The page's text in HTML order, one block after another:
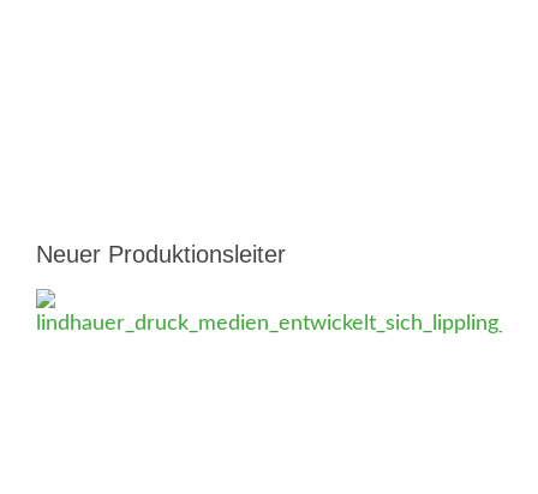
Neuer Produktionsleiter